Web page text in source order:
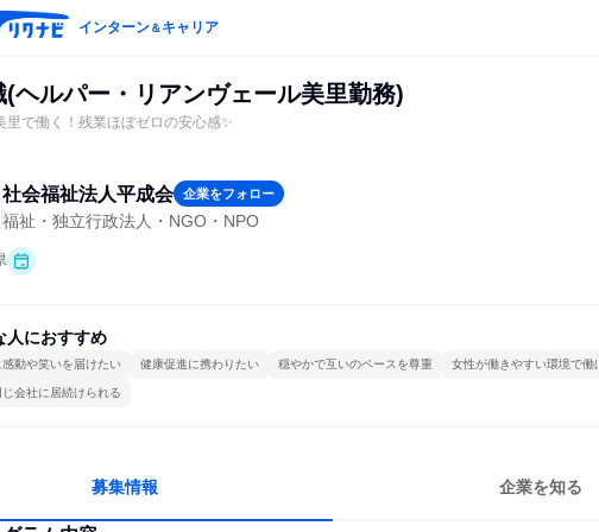
インターン＆キャリア
(ヘルパー・リアンヴェール美里勤務)
里で働く！残業ほぼゼロの安心感✨
社会福祉法人平成会 企業をフォロー
福祉・独立行政法人・NGO・NPO
人におすすめ
感動や笑いを届けたい 健康促進に携わりたい 穏やかで互いのペースを尊重 女性が働きやすい環境で働
会社に居続けられる
募集情報 企業を知る